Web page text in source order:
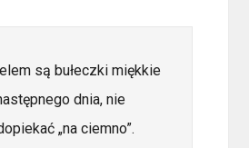
są bułeczki miękkie
dnia, nie
„na ciemno”.